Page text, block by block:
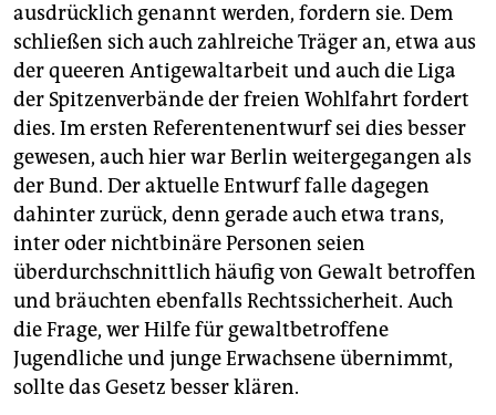
ausdrücklich genannt werden, fordern sie. Dem
schließen sich auch zahlreiche Träger an, etwa aus
der queeren Antigewaltarbeit und auch die Liga
der Spitzenverbände der freien Wohlfahrt fordert
dies. Im ersten Referentenentwurf sei dies besser
gewesen, auch hier war Berlin weitergegangen als
der Bund. Der aktuelle Entwurf falle dagegen
dahinter zurück, denn gerade auch etwa trans,
inter oder nichtbinäre Personen seien
überdurchschnittlich häufig von Gewalt betroffen
und bräuchten ebenfalls Rechtssicherheit. Auch
die Frage, wer Hilfe für gewaltbetroffene
Jugendliche und junge Erwachsene übernimmt,
sollte das Gesetz besser klären.